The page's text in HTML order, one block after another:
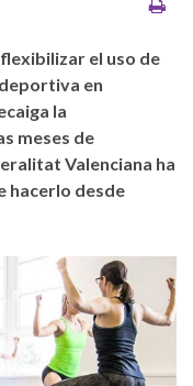
el uso de
en
la
meses de
Valenciana ha
hacerlo desde